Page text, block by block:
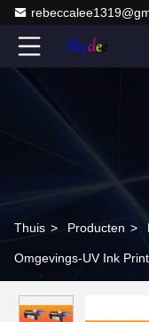
Thuis > Producten >
Omgevings-UV Ink